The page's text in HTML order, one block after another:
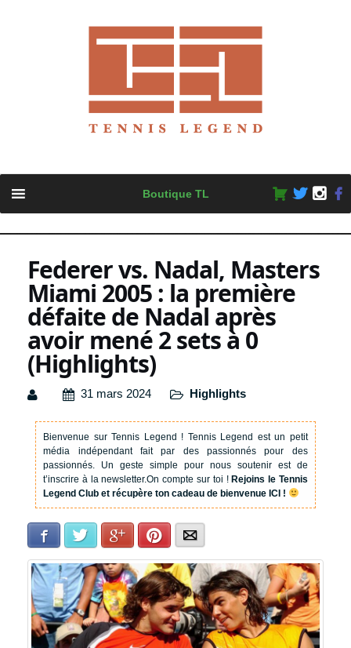
content
Boutique TL
Federer vs. Nadal, Masters
Miami 2005 : la première
défaite de Nadal après
avoir mené 2 sets à 0
(Highlights)
31 mars 2024 Highlights
Bienvenue sur Tennis Legend ! Tennis Legend est un petit
média indépendant fait par des passionnés pour des
passionnés. Un geste simple pour nous soutenir est de
t’inscrire à la newsletter.On compte sur toi !Rejoins le Tennis
Legend Club et récupère ton cadeau de bienvenue ICI !
Facebook Twitter Google+Pinterest